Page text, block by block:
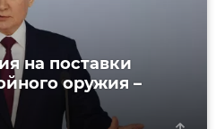
на поставки
оружия –